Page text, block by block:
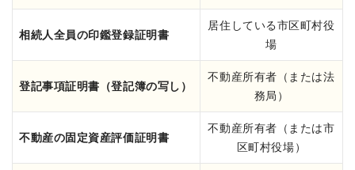
相続人全員の印鑑登録証明書
居住している市区町村役
場
登記事項証明書（登記簿の写し）
不動産所有者（または法
務局）
不動産の固定資産評価証明書
不動産所有者（または市
区町村役場）